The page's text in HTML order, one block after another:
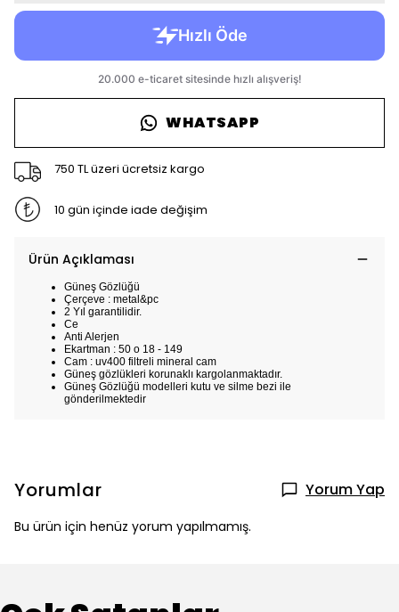
WHATSAPP
750 TL üzeri ücretsiz kargo
10 gün içinde iade değişim
Ürün Açıklaması
Güneş Gözlüğü
Çerçeve : metal&pc
2 Yıl garantilidir.
Ce
Anti Alerjen
Ekartman : 50 o 18 - 149
Cam : uv400 filtreli mineral cam
Güneş gözlükleri korunaklı kargolanmaktadır.
Güneş Gözlüğü modelleri kutu ve silme bezi ile
gönderilmektedir
Yorumlar Yorum Yap
Bu ürün için henüz yorum yapılmamış.